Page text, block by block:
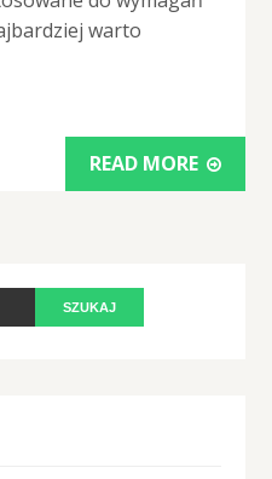
warto
READ MORE